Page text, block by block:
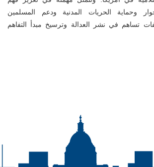
وحماية الحريات المدنية ودعم المسلمين
تساهم في نشر العدالة وترسيخ مبدأ التفاهم